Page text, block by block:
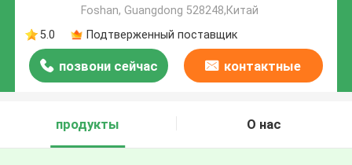
Foshan, Guangdong 528248,Китай
5.0
Подтверженный поставщик
позвони сейчас контактные
продукты
О нас